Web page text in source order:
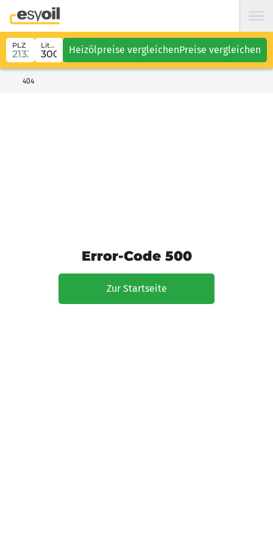
PLZ Liter Heizölpreise vergleichenPreise vergleichen
404
Error-Code 500
Zur Startseite